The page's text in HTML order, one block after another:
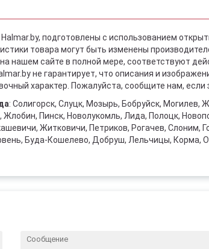
подготовлены с использованием
товара могут быть изменены
нашем сайте в полной мере, соответствуют
не гарантирует, что описания и
характер. Пожалуйста, сообщите нам, если
: Солигорск, Слуцк, Мозырь, Бобруйск, Могилев,
Пинск, Новолукомль, Лида, Полоцк,
Житковичи, Петриков, Рогачев, Слоним,
Буда-Кошелево, Добруш, Лельчицы, Корма,